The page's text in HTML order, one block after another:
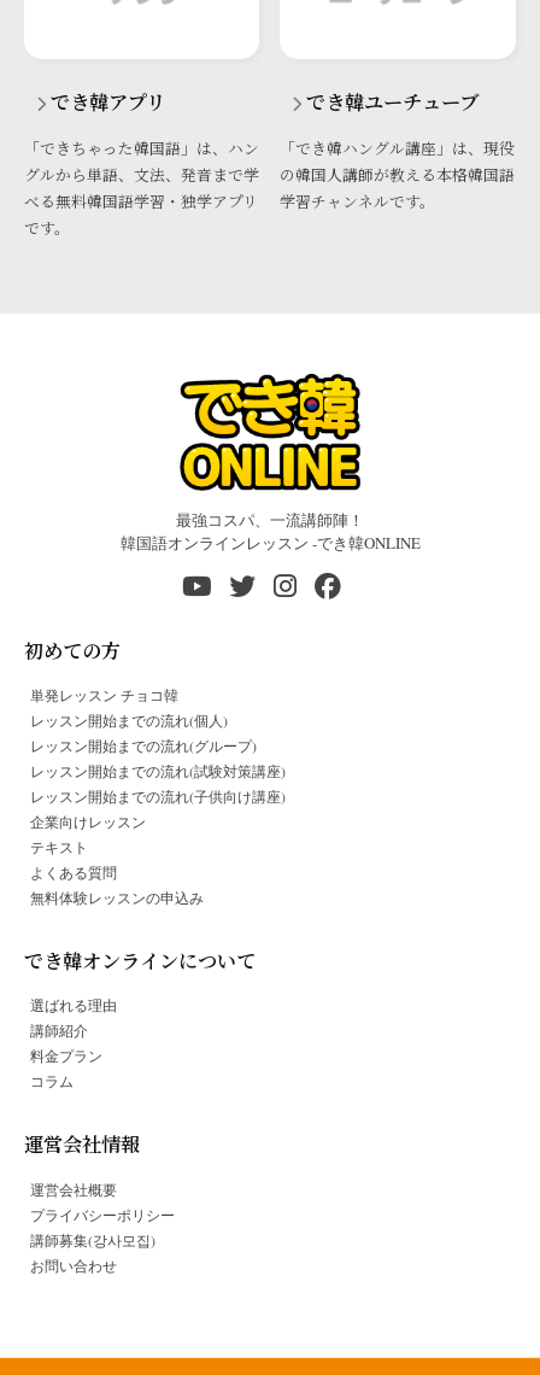
でき韓アプリ
「できちゃった韓国語」は、ハン
グルから単語、文法、発音まで学
べる無料韓国語学習・独学アプリ
です。
でき韓ユーチューブ
「でき韓ハングル講座」は、現役
の韓国人講師が教える本格韓国語
学習チャンネルです。
最強コスパ、一流講師陣！
韓国語オンラインレッスン -でき韓ONLINE
初めての方
単発レッスン チョコ韓
レッスン開始までの流れ(個人)
レッスン開始までの流れ(グループ)
レッスン開始までの流れ(試験対策講座)
レッスン開始までの流れ(子供向け講座)
企業向けレッスン
テキスト
よくある質問
無料体験レッスンの申込み
でき韓オンラインについて
選ばれる理由
講師紹介
料金プラン
コラム
運営会社情報
運営会社概要
プライバシーポリシー
講師募集(강사모집)
お問い合わせ